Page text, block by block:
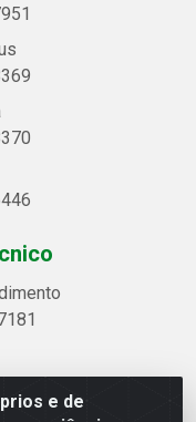
e de
Alegre, 2521 -